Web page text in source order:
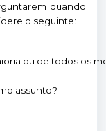
quando
o seguinte:
ou de todos os
assunto?